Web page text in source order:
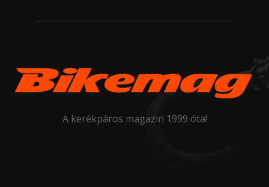
A kerékpáros magazin 1999 óta!